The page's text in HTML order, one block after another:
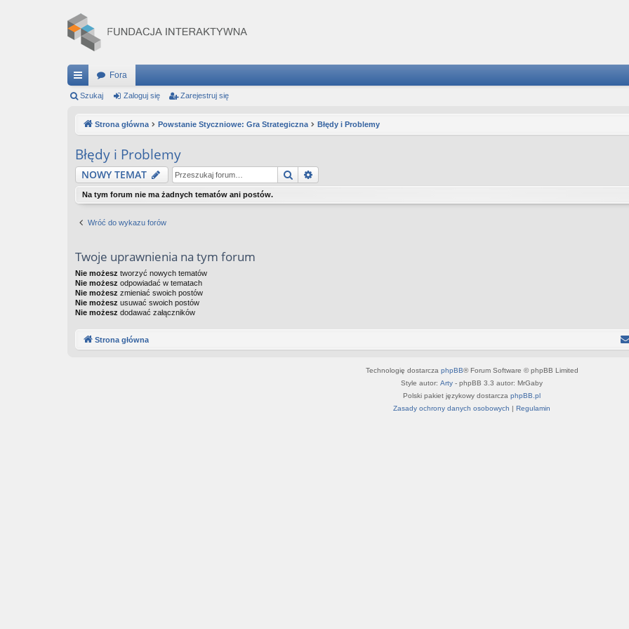
ię
…
Fora
Szukaj Zaloguj się Zarejestruj się
Strona główna Powstanie Styczniowe: Gra Strategiczna Błędy i Problemy
Błędy i Problemy
NOWY TEMAT Szukaj
Na tym forum nie ma żadnych tematów ani postów.
Wróć do wykazu forów
Twoje uprawnienia na tym forum
Nie możesz tworzyć nowych tematów
Nie możesz odpowiadać w tematach
Nie możesz zmieniać swoich postów
Nie możesz usuwać swoich postów
Nie możesz dodawać załączników
Strona główna
Technologię dostarcza phpBB® Forum Software © phpBB Limited
Style autor: Arty - phpBB 3.3 autor: MrGaby
Polski pakiet językowy dostarcza phpBB.pl
Zasady ochrony danych osobowych | Regulamin